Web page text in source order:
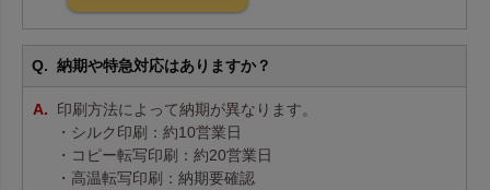
納期や特急対応はありますか？
印刷方法によって納期が異なります。
・シルク印刷：約10営業日
・コピー転写印刷：約20営業日
・高温転写印刷：納期要確認